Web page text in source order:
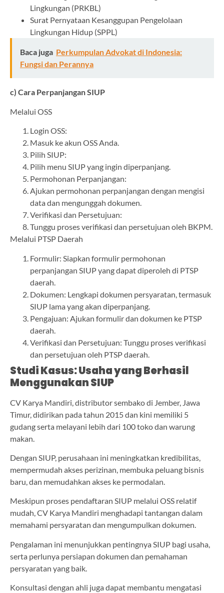
Lingkungan (PRKBL)
Surat Pernyataan Kesanggupan Pengelolaan
Lingkungan Hidup (SPPL)
Baca juga Perkumpulan Advokat di Indonesia:
Fungsi dan Perannya
c) Cara Perpanjangan SIUP
Melalui OSS
Login OSS:
Masuk ke akun OSS Anda.
Pilih SIUP:
Pilih menu SIUP yang ingin diperpanjang.
Permohonan Perpanjangan:
Ajukan permohonan perpanjangan dengan mengisi
data dan mengunggah dokumen.
Verifikasi dan Persetujuan:
Tunggu proses verifikasi dan persetujuan oleh BKPM.
Melalui PTSP Daerah
Formulir: Siapkan formulir permohonan
perpanjangan SIUP yang dapat diperoleh di PTSP
daerah.
Dokumen: Lengkapi dokumen persyaratan, termasuk
SIUP lama yang akan diperpanjang.
Pengajuan: Ajukan formulir dan dokumen ke PTSP
daerah.
Verifikasi dan Persetujuan: Tunggu proses verifikasi
dan persetujuan oleh PTSP daerah.
Studi Kasus: Usaha yang Berhasil
Menggunakan SIUP
CV Karya Mandiri, distributor sembako di Jember, Jawa
Timur, didirikan pada tahun 2015 dan kini memiliki 5
gudang serta melayani lebih dari 100 toko dan warung
makan.
Dengan SIUP, perusahaan ini meningkatkan kredibilitas,
mempermudah akses perizinan, membuka peluang bisnis
baru, dan memudahkan akses ke permodalan.
Meskipun proses pendaftaran SIUP melalui OSS relatif
mudah, CV Karya Mandiri menghadapi tantangan dalam
memahami persyaratan dan mengumpulkan dokumen.
Pengalaman ini menunjukkan pentingnya SIUP bagi usaha,
serta perlunya persiapan dokumen dan pemahaman
persyaratan yang baik.
Konsultasi dengan ahli juga dapat membantu mengatasi